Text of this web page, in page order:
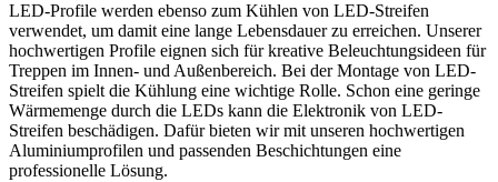
LED-Profile werden ebenso zum Kühlen von LED-Streifen
verwendet, um damit eine lange Lebensdauer zu erreichen. Unserer
hochwertigen Profile eignen sich für kreative Beleuchtungsideen für
Treppen im Innen- und Außenbereich. Bei der Montage von LED-
Streifen spielt die Kühlung eine wichtige Rolle. Schon eine geringe
Wärmemenge durch die LEDs kann die Elektronik von LED-
Streifen beschädigen. Dafür bieten wir mit unseren hochwertigen
Aluminiumprofilen und passenden Beschichtungen eine
professionelle Lösung.